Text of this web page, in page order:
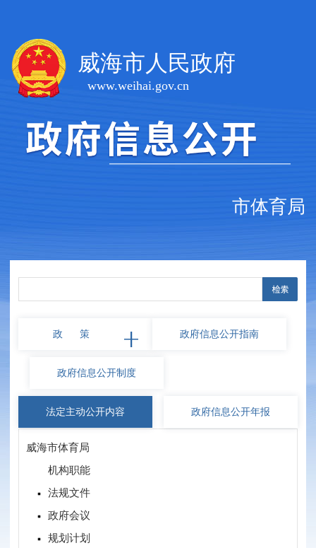
威海市人民政府
www.weihai.gov.cn
市体育局
政 策 政府信息公开指南
政府信息公开制度
法定主动公开内容 政府信息公开年报